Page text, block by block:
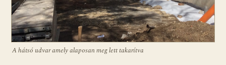
A hátsó udvar amely alaposan meg lett takarítva